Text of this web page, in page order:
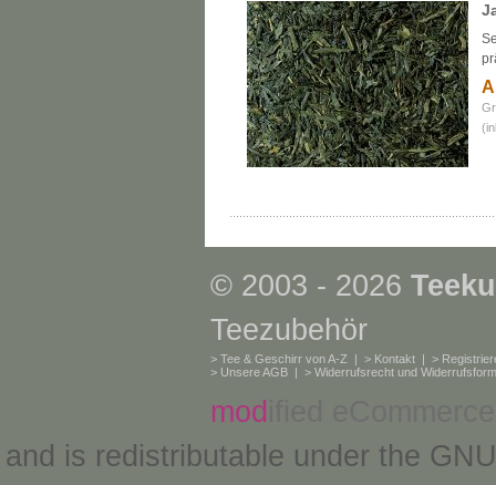
© 2003 - 2026
Teezubehör
> Tee & Geschirr von A-Z | > Kontakt | >
> Unsere AGB | > Widerrufsrecht und
mod
and is redistributable under the